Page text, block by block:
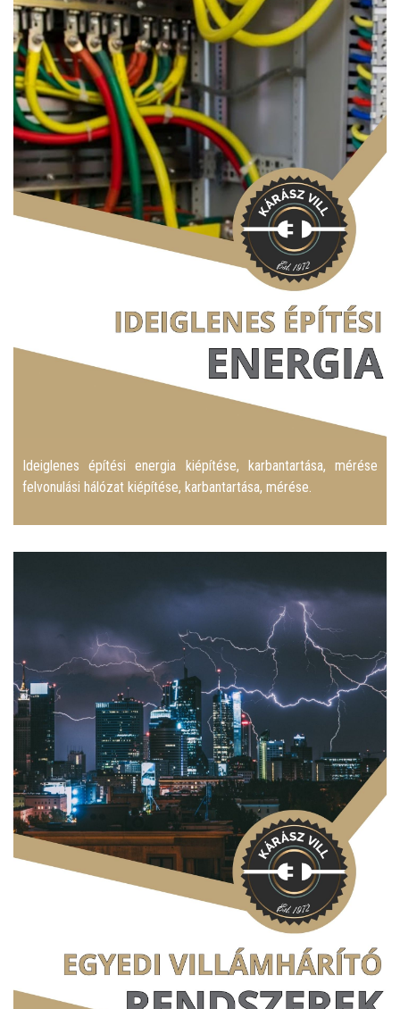
Ideiglenes építési energia kiépítése, karbantartása, mérése
felvonulási hálózat kiépítése, karbantartása, mérése.